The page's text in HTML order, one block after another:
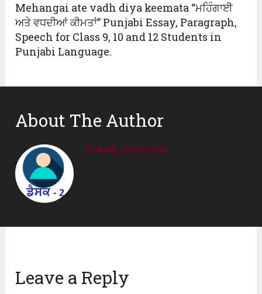
Mehangai ate vadh diya keemata “ਮਹਿੰਗਾਈ
ਅਤੇ ਵਧਦੀਆਂ ਕੀਮਤਾਂ” Punjabi Essay, Paragraph,
Speech for Class 9, 10 and 12 Students in
Punjabi Language.
About The Author
Punjab_samachar
Leave a Reply